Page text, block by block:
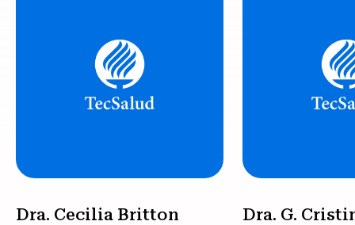
Dra. Cecilia Britton
Dra. G.